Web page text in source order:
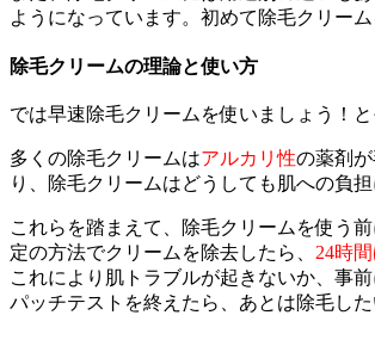
ようになっています。初めて除毛クリー
除毛クリームの理論と使い方
では早速除毛クリームを使いましょう！
多くの除毛クリームはアルカリ性の薬剤
り、除毛クリームはどうしても肌への負担
これらを踏まえて、除毛クリームを使う
定の方法でクリームを除去したら、 24時
これにより肌トラブルが起きないか、事
パッチテストを終えたら、あとは除毛し